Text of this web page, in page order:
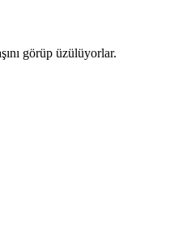
görüp üzülüyorlar.